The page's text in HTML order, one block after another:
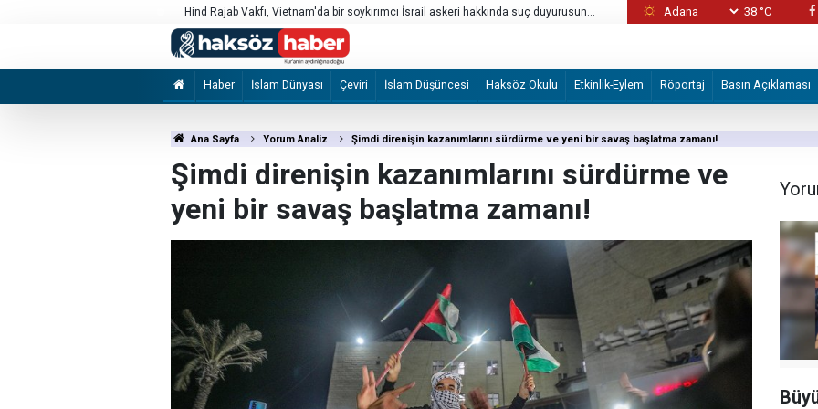
Hind Rajab Vakfı, Vietnam'da bir soykırımcı İsrail askeri hakkında suç duyurusunda
bulundu
‘Karanlık, alevler, çığlıklar’: İsrailli
38 °C
Haber İslam Dünyası Çeviri İslam Düşüncesi Haksöz Okulu Etkinlik-Eylem Röportaj Basın Açıklaması
Ana Sayfa Yorum Analiz Şimdi direnişin kazanımlarını sürdürme ve yeni bir savaş başlatma zamanı!
Şimdi direnişin kazanımlarını sürdürme ve
yeni bir savaş başlatma zamanı!